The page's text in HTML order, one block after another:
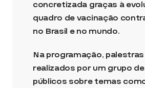
concretizada graças à
quadro de vacinação
no Brasil e no mundo.
Na programação,
realizados por um grupo
públicos sobre temas